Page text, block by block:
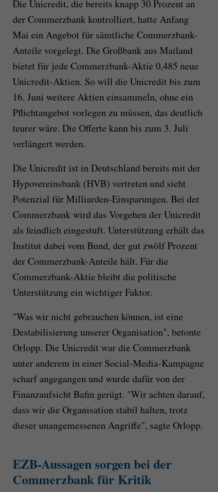
Die Unicredit, die bereits knapp 30 Prozent an
der Commerzbank kontrolliert, hatte Anfang
Mai ein Angebot für sämtliche Commerzbank-
Anteile vorgelegt. Die Großbank aus Mailand
bietet für jede Commerzbank-Aktie 0,485 neue
Unicredit-Aktien. So will die Unicredit bis zum
16. Juni weitere Aktien einsammeln, ohne ein
Pflichtangebot vorlegen zu müssen, das deutlich
teurer wäre. Die Offerte kann bis zum 3. Juli
verlängert werden.
Die Unicredit ist in Deutschland bereits mit der
Hypovereinsbank (HVB) vertreten und sieht
Potenzial für Milliarden-Einsparungen. Bei der
Commerzbank wird das Vorgehen der Unicredit
als feindlich eingestuft. Unterstützung erhält das
Institut dabei vom Bund, der gut zwölf Prozent
der Commerzbank-Anteile hält. Für die
Commerzbank-Aktie bleibt die politische
Unterstützung ein wichtiger Faktor.
"Was wir nicht gebrauchen können, ist eine
Destabilisierung unserer Organisation", betonte
Orlopp. Die Unicredit war die Commerzbank
unter anderem in einer Social-Media-Kampagne
scharf angegangen und wurde dafür von der
Finanzaufsicht Bafin gerügt. "Wir achten darauf,
dass wir die Organisation stabil halten, trotz
dieser unangemessenen Angriffe", sagte Orlopp.
EZB-Aussagen sorgen bei der
Commerzbank für Kritik